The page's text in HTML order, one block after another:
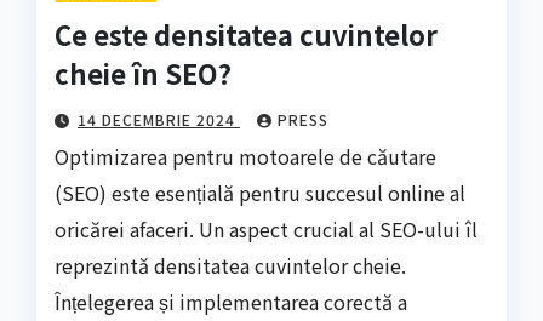
Ce este densitatea cuvintelor
cheie în SEO?
14 DECEMBRIE 2024 PRESS
Optimizarea pentru motoarele de căutare
(SEO) este esențială pentru succesul online al
oricărei afaceri. Un aspect crucial al SEO-ului îl
reprezintă densitatea cuvintelor cheie.
Înțelegerea și implementarea corectă a